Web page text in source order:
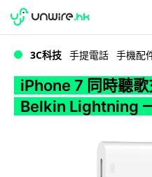
WWDC 2026
3C科技 手提電話 手機配
iPhone 7 同時聽歌
Belkin Lightning